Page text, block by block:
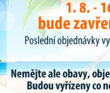
Složení
Tkanina: 86 % nylon, 14 %
Voděodolná, větruodolná,
Stahovací kapuce, podšitá, se
Přední zapínání na zip
Jedna náprsní kapsa se
Dvě pasové kapsy se